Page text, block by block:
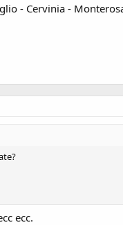
- Cervinia -
ecc.